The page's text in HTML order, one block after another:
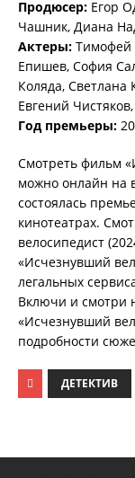
Продюсер: Егор
Чашник, Диана
Актеры: Тимофей
Епишев, София
Коляда, Светлана
Евгений
Год премьеры:
Смотреть фильм
можно онлайн на
состоялась
кинотеатрах.
велосипедист
«Исчезнувший
легальных
Включи и смотри
«Исчезнувший
подробности
ДЕТЕКТИВ